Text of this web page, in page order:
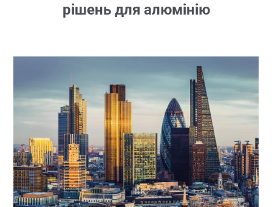
рішень для алюмінію